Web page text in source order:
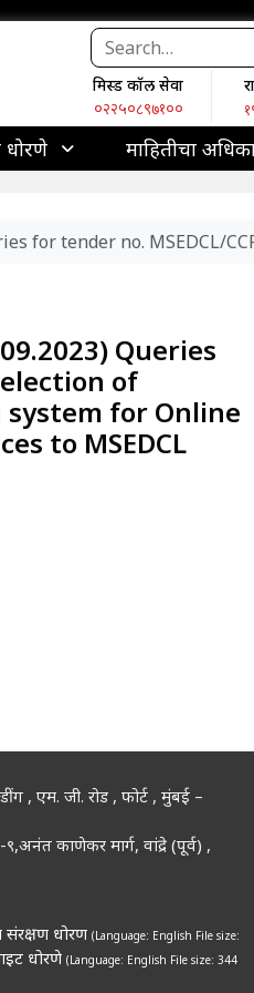
मिस्ड कॉल सेवा
०२२५०८९७१००
माहितीचा
for tender no. MSEDCL/
Queries
of
for Online
to MSEDCL
, एम. जी. रोड , फोर्ट , मुंबई –
काणेकर मार्ग, वांद्रे (पूर्व) ,
संरक्षण धोरण(Language: English File size:
धोरणे(Language: English File size: 344